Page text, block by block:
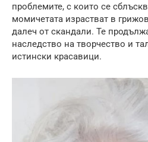
проблемите, с които се
момичетата израстват в
далеч от скандали. Те
наследство на творчество и
истински красавици.